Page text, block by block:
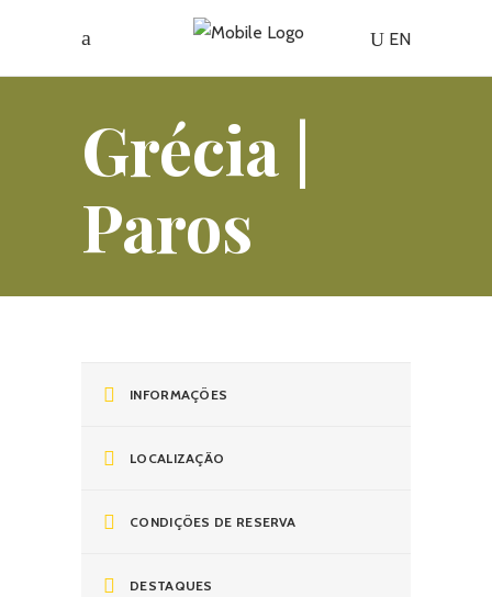
EN
Grécia |
Paros
INFORMAÇÕES
LOCALIZAÇÃO
CONDIÇÕES DE RESERVA
DESTAQUES